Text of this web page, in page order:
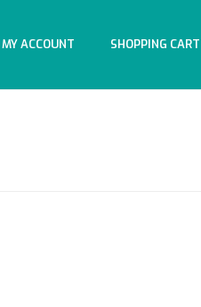
MY ACCOUNT SHOPPING CART